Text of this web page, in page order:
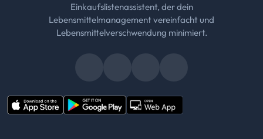
Einkaufslistenassistent, der dein
Lebensmittelmanagement vereinfacht und
Lebensmittelverschwendung minimiert.